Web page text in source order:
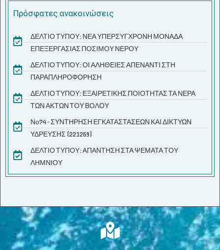
Πρόσφατες ανακοινώσεις
ΔΕΛΤΙΟ ΤΥΠΟΥ: ΝΕΑ ΥΠΕΡΣΥΓΧΡΟΝΗ ΜΟΝΑΔΑ
ΕΠΕΞΕΡΓΑΣΙΑΣ ΠΟΣΙΜΟΥ ΝΕΡΟΥ
ΔΕΛΤΙΟ ΤΥΠΟΥ: ΟΙ ΑΛΗΘΕΙΕΣ ΑΠΕΝΑΝΤΙ ΣΤΗ
ΠΑΡΑΠΛΗΡΟΦΟΡΗΣΗ
ΔΕΛΤΙΟ ΤΥΠΟΥ: ΕΞΑΙΡΕΤΙΚΗΣ ΠΟΙΟΤΗΤΑΣ ΤΑ ΝΕΡΑ
ΤΩΝ ΑΚΤΩΝ ΤΟΥ ΒΟΛΟΥ
Νο74 - ΣΥΝΤΗΡΗΣΗ ΕΓΚΑΤΑΣΤΑΣΕΩΝ ΚΑΙ ΔΙΚΤΥΩΝ
ΥΔΡΕΥΣΗΣ (221269)
ΔΕΛΤΙΟ ΤΥΠΟΥ: ΑΠΑΝΤΗΣΗ ΣΤΑ ΨΕΜΑΤΑ ΤΟΥ
ΛΗΜΝΙΟΥ